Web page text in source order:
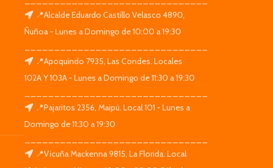
📍Alcalde Eduardo Castillo Velasco 4890,
Ñuñoa - Lunes a Domingo de 10:00 a 19:30
📍Apoquindo 7935, Las Condes. Locales
102A Y 103A - Lunes a Domingo de 11:30 a 19:30
📍Pajaritos 2356, Maipú. Local 101 - Lunes a
Domingo de 11:30 a 19:30
📍Vicuña Mackenna 9815, La Florida. Local